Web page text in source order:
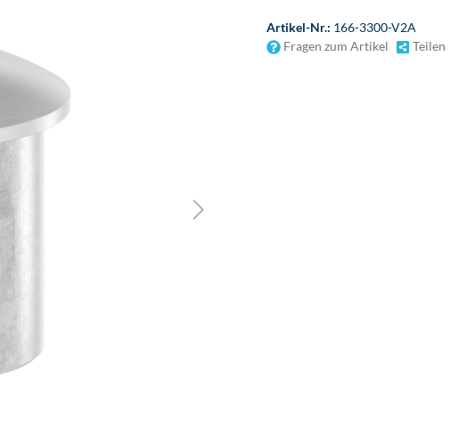
Artikel-Nr.: 166-3300-V2A
Fragen zum Artikel
Teilen